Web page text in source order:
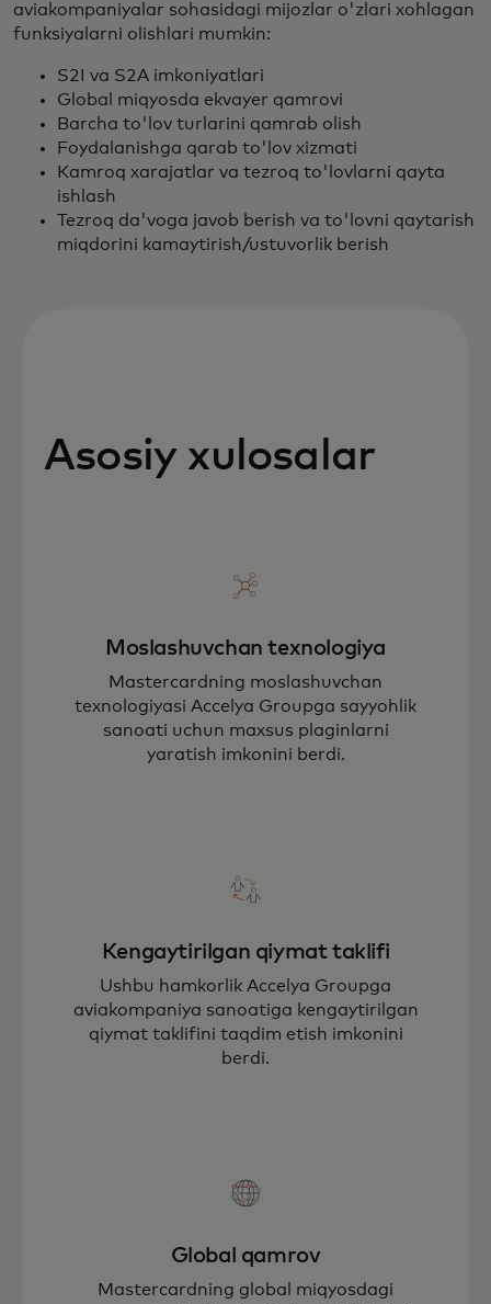
aviakompaniyalar sohasidagi mijozlar o'zlari xohlagan
funksiyalarni olishlari mumkin:
S2I va S2A imkoniyatlari
Global miqyosda ekvayer qamrovi
Barcha to'lov turlarini qamrab olish
Foydalanishga qarab to'lov xizmati
Kamroq xarajatlar va tezroq to'lovlarni qayta
ishlash
Tezroq da'voga javob berish va to'lovni qaytarish
miqdorini kamaytirish/ustuvorlik berish
Asosiy xulosalar
Moslashuvchan texnologiya
Mastercardning moslashuvchan
texnologiyasi Accelya Groupga sayyohlik
sanoati uchun maxsus plaginlarni
yaratish imkonini berdi.
Kengaytirilgan qiymat taklifi
Ushbu hamkorlik Accelya Groupga
aviakompaniya sanoatiga kengaytirilgan
qiymat taklifini taqdim etish imkonini
berdi.
Global qamrov
Mastercardning global miqyosdagi